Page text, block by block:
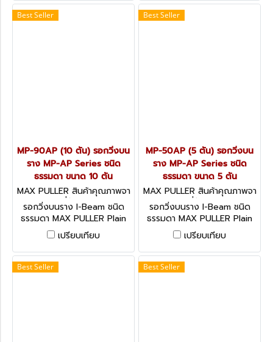
Best Seller
MP-90AP (10 ตัน) รอกวิ่งบน
ราง MP-AP Series ชนิด
ธรรมดา ขนาด 10 ตัน
MAX PULLER สินค้าคุณภาพจา
กประเทศญี่ปุ่น MP-90AP
รอกวิ่งบนราง I-Beam ชนิด
ธรรมดา MAX PULLER Plain
Trolley
เปรียบเทียบ
Best Seller
MP-50AP (5 ตัน) รอกวิ่งบน
ราง MP-AP Series ชนิด
ธรรมดา ขนาด 5 ตัน
MAX PULLER สินค้าคุณภาพจา
กประเทศญี่ปุ่น MP-50AP
รอกวิ่งบนราง I-Beam ชนิด
ธรรมดา MAX PULLER Plain
Trolley
เปรียบเทียบ
Best Seller Best Seller